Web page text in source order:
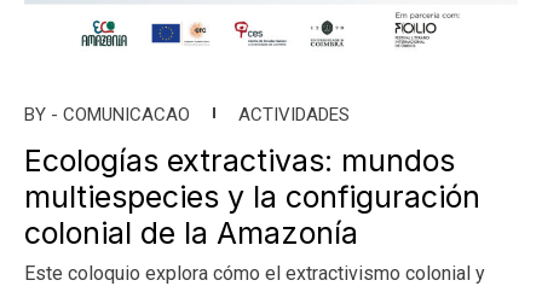
BY - COMUNICACAO ACTIVIDADES
Ecologías extractivas: mundos
multiespecies y la configuración
colonial de la Amazonía
Este coloquio explora cómo el extractivismo colonial y